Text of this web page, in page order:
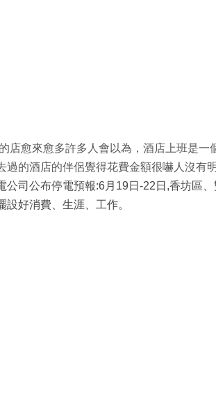
店愈來愈多許多人會以為，酒店上班是一
過的酒店的伴侶覺得花費金額很嚇人沒有
公司公布停電預報:6月19日-22日,香坊區
好消費、生涯、工作。